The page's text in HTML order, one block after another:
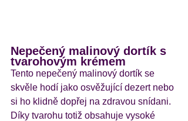
Nepečený malinový dortík s
tvarohovým krémem
Tento nepečený malinový dortík se
skvěle hodí jako osvěžující dezert nebo
si ho klidně dopřej na zdravou snídani.
Díky tvarohu totiž obsahuje vysoké